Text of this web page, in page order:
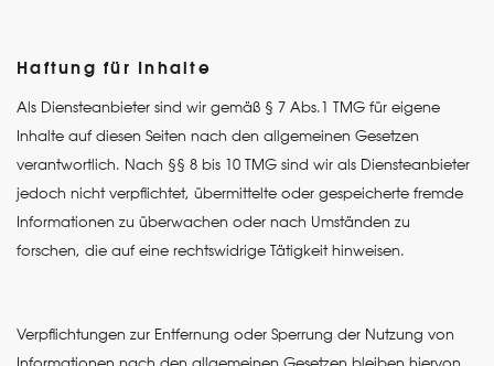
Haftung für Inhalte
Als Diensteanbieter sind wir gemäß § 7 Abs.1 TMG für eigene
Inhalte auf diesen Seiten nach den allgemeinen Gesetzen
verantwortlich. Nach §§ 8 bis 10 TMG sind wir als Diensteanbieter
jedoch nicht verpflichtet, übermittelte oder gespeicherte fremde
Informationen zu überwachen oder nach Umständen zu
forschen, die auf eine rechtswidrige Tätigkeit hinweisen.
Verpflichtungen zur Entfernung oder Sperrung der Nutzung von